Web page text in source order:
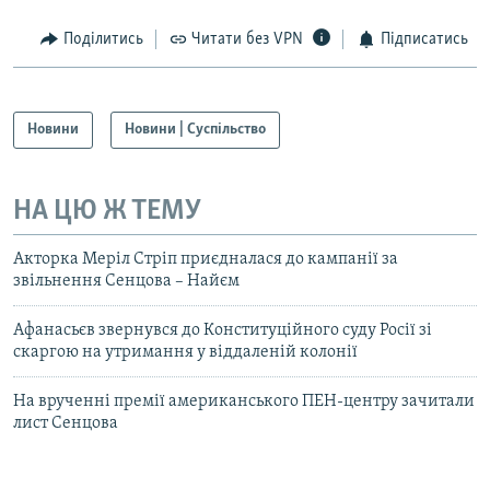
Поділитись Читати без VPN Підписатись
Новини Новини | Суспільство
НА ЦЮ Ж ТЕМУ
Акторка Меріл Стріп приєдналася до кампанії за
звільнення Сенцова – Найєм
Афанасьєв звернувся до Конституційного суду Росії зі
скаргою на утримання у віддаленій колонії
На врученні премії американського ПЕН-центру зачитали
лист Сенцова